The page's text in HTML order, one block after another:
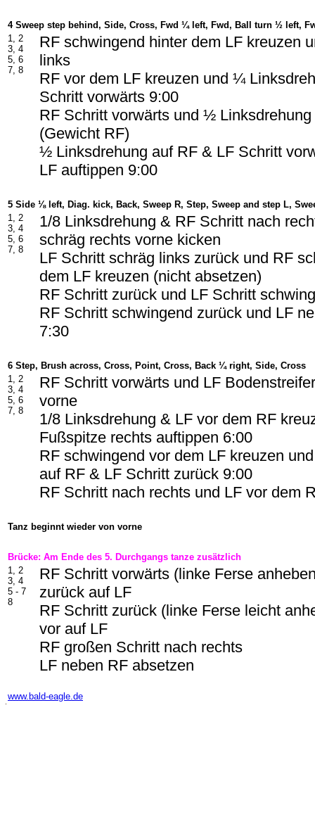
4 Sweep step behind, Side, Cross, Fwd ¼ left, Fwd, Ball turn ½ left,
1, 2
3, 4
5, 6
7, 8
RF schwingend hinter dem LF kreuzen
links
RF vor dem LF kreuzen und ¼
Schritt vorwärts 9:00
RF Schritt vorwärts und ½
(Gewicht RF)
½ Linksdrehung auf RF & LF Schritt
LF auftippen 9:00
5 Side ⅛ left, Diag. kick, Back, Sweep R, Step, Sweep and step L,
1, 2
3, 4
5, 6
7, 8
1/8 Linksdrehung & RF Schritt nach
schräg rechts vorne kicken
LF Schritt schräg links zurück und RF
dem LF kreuzen (nicht absetzen)
RF Schritt zurück und LF Schritt
RF Schritt schwingend zurück und LF
7:30
6 Step, Brush across, Cross, Point, Cross, Back ¼ right, Side, Cross
1, 2
3, 4
5, 6
7, 8
RF Schritt vorwärts und LF
vorne
1/8 Linksdrehung & LF vor dem RF
Fußspitze rechts auftippen 6:00
RF schwingend vor dem LF kreuzen
auf RF & LF Schritt zurück 9:00
RF Schritt nach rechts und LF vor dem
Tanz beginnt wieder von vorne
Brücke: Am Ende des 5. Durchgangs tanze zusätzlich
1, 2
3, 4
5 - 7
8
RF Schritt vorwärts (linke Ferse
zurück auf LF
RF Schritt zurück (linke Ferse leicht
vor auf LF
RF großen Schritt nach rechts
LF neben RF absetzen
www.bald-eagle.de